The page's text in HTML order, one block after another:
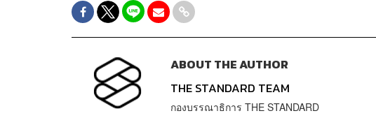
ABOUT THE AUTHOR
THE STANDARD TEAM
กองบรรณาธิการ THE STANDARD